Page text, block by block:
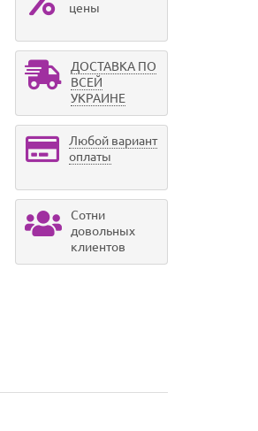
цены
ДОСТАВКА ПО
ВСЕЙ
УКРАИНЕ
Любой вариант
оплаты
Сотни
довольных
клиентов